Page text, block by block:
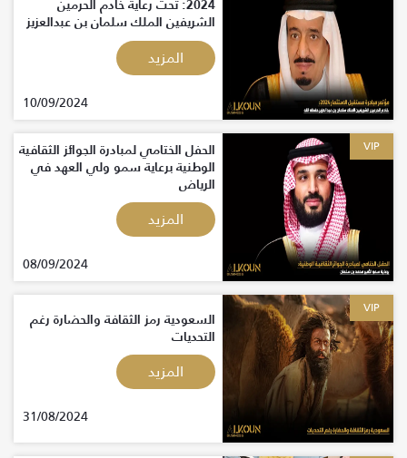
2024: تحت رعاية خادم الحرمين
الشريفين الملك سلمان بن عبدالعزيز
آل سعود حفظه الله
المزيد
10/09/2024
VIP الحفل الختامي لمبادرة الجوائز الثقافية
الوطنية برعاية سمو ولي العهد في
الرياض
المزيد
08/09/2024
VIP
السعودية رمز الثقافة والحضارة رغم
التحديات
المزيد
31/08/2024